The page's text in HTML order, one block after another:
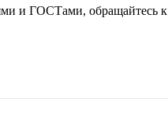
и ГОСТами, обращайтесь к